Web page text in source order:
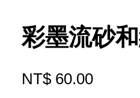
彩墨流砂
NT$ 60.00